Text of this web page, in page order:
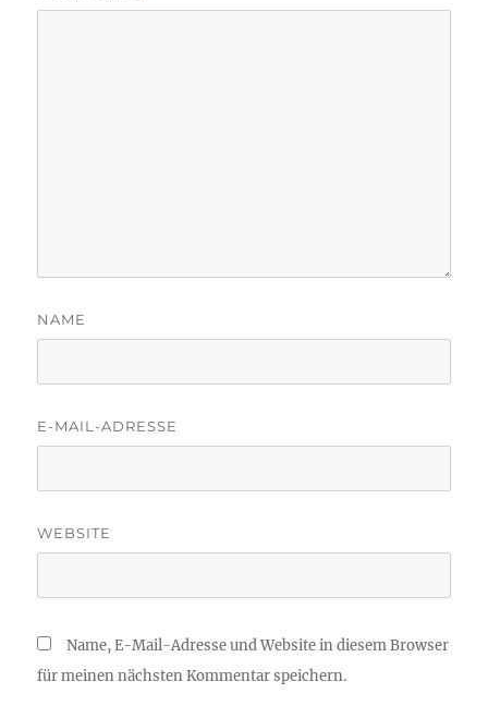
NAME
E-MAIL-ADRESSE
WEBSITE
Name, E-Mail-Adresse und Website in diesem Browser
für meinen nächsten Kommentar speichern.